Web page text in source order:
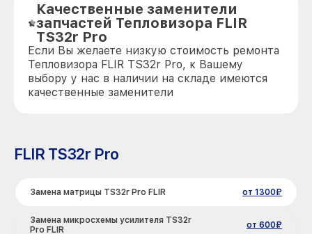
Качественные заменители
запчастей Тепловизора FLIR
TS32r Pro
Если Вы желаете низкую стоимость ремонта
Тепловизора FLIR TS32r Pro, к Вашему
выбору у нас в наличии на складе имеются
качественные заменители
FLIR TS32r Pro
Замена матрицы TS32r Pro FLIR от 1300₽
Замена микросхемы усилителя TS32r
Pro FLIR
от 600₽